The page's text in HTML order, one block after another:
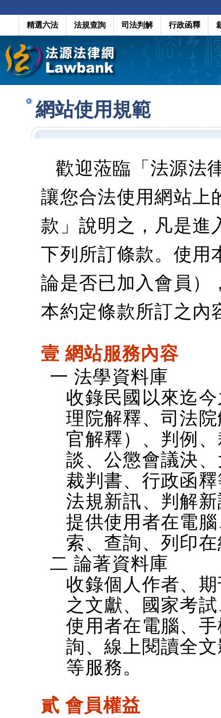
精選六法 法規查詢 司法判解 行政函釋
網站使用規範
歡迎蒞臨「法源法
讓您合法使用網站上
款」說明之，凡是進
下列所訂條款。使用
論是否已加入會員）
本約定條款所訂之內
壹 網站服務內容
一 法學資料庫
收錄民國以來迄
理院解釋、司法
官解釋）、判例
談、公懲會議決
裁判書、行政函
法規新訊、判解
提供使用者在電
索、查詢、列印
二 論著資料庫
收錄個人作者、
之文獻、國家考
使用者在電腦、
詢、線上閱讀全
等服務。
貳 會員權益